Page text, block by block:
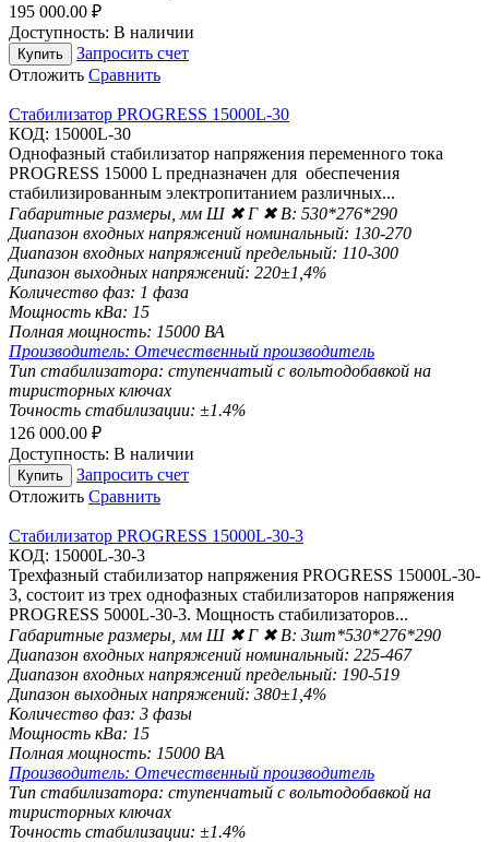
195 000.00 ₽
Доступность: В наличии
Купить
Запросить счет
Отложить Сравнить
Стабилизатор PROGRESS 15000L-30
КОД: 15000L-30
Однофазный стабилизатор напряжения переменного тока
PROGRESS 15000 L предназначен для обеспечения
стабилизированным электропитанием различных...
Габаритные размеры, мм Ш ✖ Г ✖ В: 530*276*290
Диапазон входных напряжений номинальный: 130-270
Диапазон входных напряжений предельный: 110-300
Дипазон выходных напряжений: 220±1,4%
Количество фаз: 1 фаза
Мощность кВа: 15
Полная мощность: 15000 ВА
Производитель: Отечественный производитель
Тип стабилизатора: ступенчатый с вольтодобавкой на
тиристорных ключах
Точность стабилизации: ±1.4%
126 000.00 ₽
Доступность: В наличии
Купить
Запросить счет
Отложить Сравнить
Стабилизатор PROGRESS 15000L-30-3
КОД: 15000L-30-3
Трехфазный стабилизатор напряжения PROGRESS 15000L-30-
3, состоит из трех однофазных стабилизаторов напряжения
PROGRESS 5000L-30-3. Мощность стабилизаторов...
Габаритные размеры, мм Ш ✖ Г ✖ В: 3шт*530*276*290
Диапазон входных напряжений номинальный: 225-467
Диапазон входных напряжений предельный: 190-519
Дипазон выходных напряжений: 380±1,4%
Количество фаз: 3 фазы
Мощность кВа: 15
Полная мощность: 15000 ВА
Производитель: Отечественный производитель
Тип стабилизатора: ступенчатый с вольтодобавкой на
тиристорных ключах
Точность стабилизации: ±1.4%